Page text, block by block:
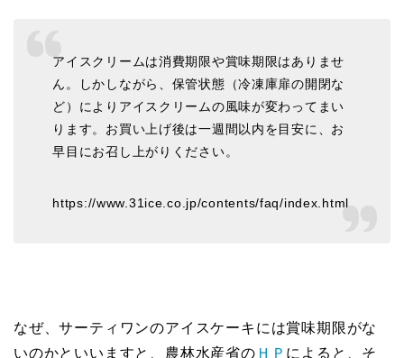
アイスクリームは消費期限や賞味期限はありませ
ん。しかしながら、保管状態（冷凍庫扉の開閉な
ど）によりアイスクリームの風味が変わってまい
ります。お買い上げ後は一週間以内を目安に、お
早目にお召し上がりください。
https://www.31ice.co.jp/contents/faq/index.html
なぜ、サーティワンのアイスケーキには賞味期限がな
いのかといいますと、農林水産省の ＨＰ によると、そ